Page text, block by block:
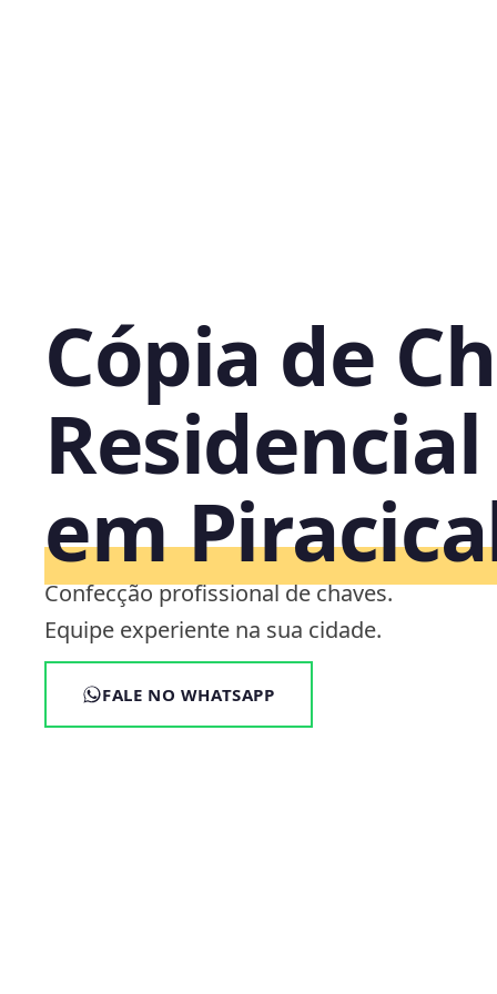
Cópia de
Residencial
em
Confecção profissional de chaves.
Equipe experiente na sua cidade.
FALE NO WHATSAPP